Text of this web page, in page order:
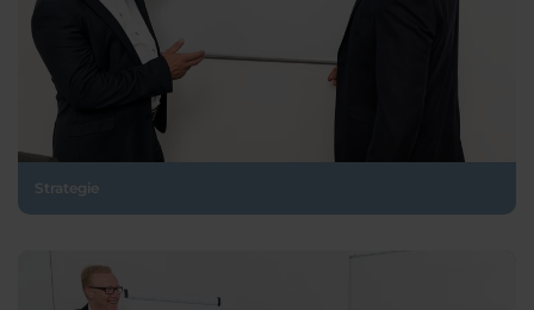
Strategie